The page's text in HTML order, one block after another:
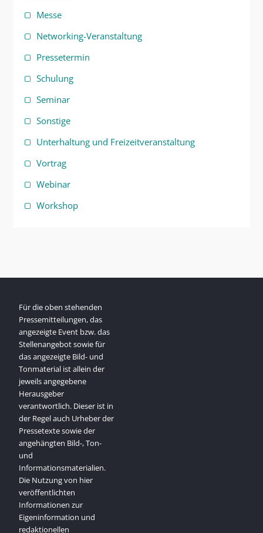
Messe
Networking-Veranstaltung
Pressetermin
Schulung
Seminar
Sonstige
Unterhaltung und Freizeitveranstaltung
Vortrag
Webinar
Workshop
Für die oben stehenden
Pressemitteilungen, das
angezeigte Event bzw. das
Stellenangebot sowie für
das angezeigte Bild- und
Tonmaterial ist allein der
jeweils angegebene
Herausgeber
verantwortlich. Dieser ist in
der Regel auch Urheber der
Pressetexte sowie der
angehängten Bild-, Ton-
und
Informationsmaterialien.
Die Nutzung von hier
veröffentlichten
Informationen zur
Eigeninformation und
redaktionellen